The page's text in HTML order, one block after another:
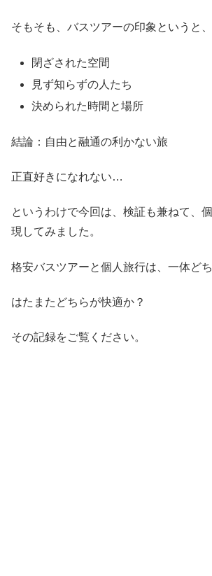
そもそも、バスツアーの印象というと、
閉ざされた空間
見ず知らずの人たち
決められた時間と場所
結論：自由と融通の利かない旅
正直好きになれない…
というわけで今回は、検証も兼ねて、
現してみました。
格安バスツアーと個人旅行は、一体ど
はたまたどちらが快適か？
その記録をご覧ください。